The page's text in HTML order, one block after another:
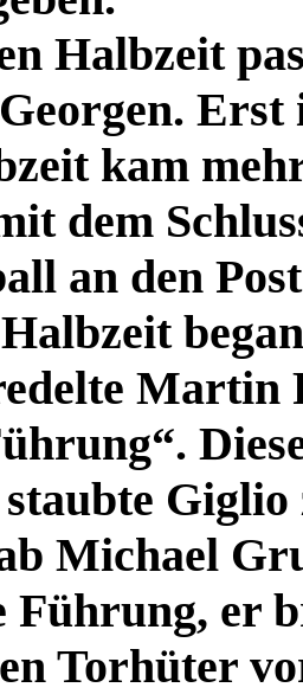
Halbzeit
kam
dem
an den
Martin
Michael
Führung, er
Torhüter